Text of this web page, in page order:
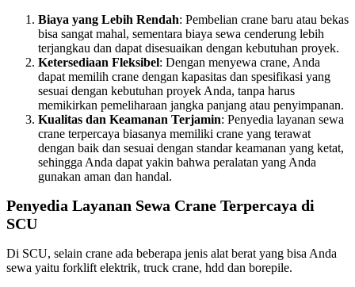
Biaya yang Lebih Rendah: Pembelian crane baru atau bekas
bisa sangat mahal, sementara biaya sewa cenderung lebih
terjangkau dan dapat disesuaikan dengan kebutuhan proyek.
Ketersediaan Fleksibel: Dengan menyewa crane, Anda
dapat memilih crane dengan kapasitas dan spesifikasi yang
sesuai dengan kebutuhan proyek Anda, tanpa harus
memikirkan pemeliharaan jangka panjang atau penyimpanan.
Kualitas dan Keamanan Terjamin: Penyedia layanan sewa
crane terpercaya biasanya memiliki crane yang terawat
dengan baik dan sesuai dengan standar keamanan yang ketat,
sehingga Anda dapat yakin bahwa peralatan yang Anda
gunakan aman dan handal.
Penyedia Layanan Sewa Crane Terpercaya di
SCU
Di SCU, selain crane ada beberapa jenis alat berat yang bisa Anda
sewa yaitu forklift elektrik, truck crane, hdd dan borepile.